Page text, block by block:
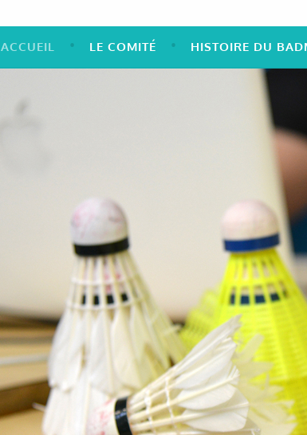
ACCUEIL LE COMITÉ HISTOIRE DU